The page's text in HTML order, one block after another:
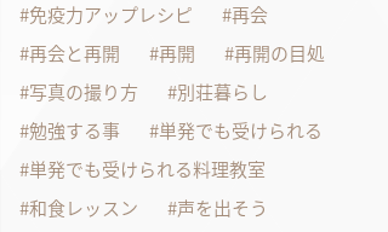
免疫力アップレシピ
再会
再会と再開
再開
再開の目処
写真の撮り方
別荘暮らし
勉強する事
単発でも受けられる
単発でも受けられる料理教室
和食レッスン
声を出そう